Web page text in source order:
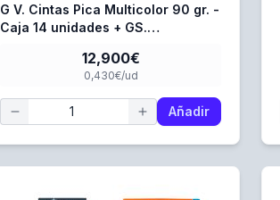
G V. Cintas Pica Multicolor 90 gr. -
Caja 14 unidades + GS.
12,900€
0,430€/ud
Añadir